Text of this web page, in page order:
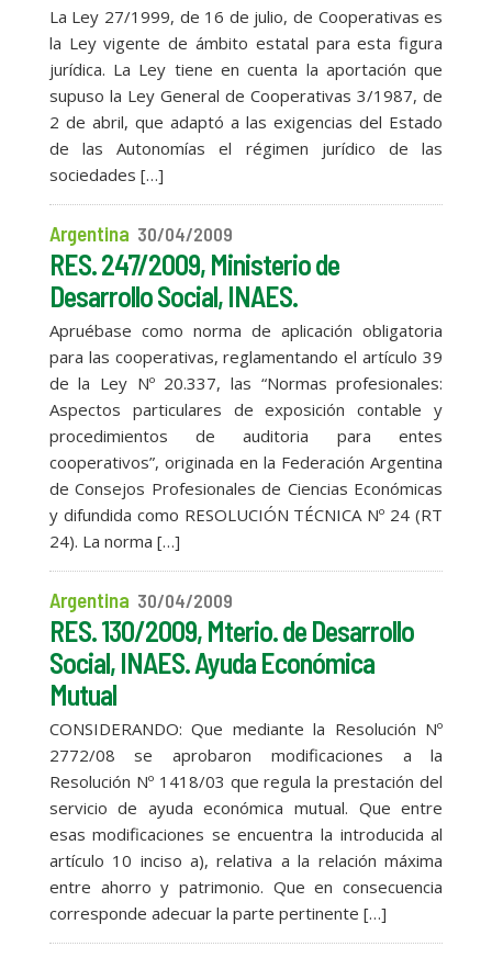
La Ley 27/1999, de 16 de julio, de Cooperativas es
la Ley vigente de ámbito estatal para esta figura
jurídica. La Ley tiene en cuenta la aportación que
supuso la Ley General de Cooperativas 3/1987, de
2 de abril, que adaptó a las exigencias del Estado
de las Autonomías el régimen jurídico de las
sociedades […]
Argentina 30/04/2009
RES. 247/2009, Ministerio de
Desarrollo Social, INAES.
Apruébase como norma de aplicación obligatoria
para las cooperativas, reglamentando el artículo 39
de la Ley Nº 20.337, las “Normas profesionales:
Aspectos particulares de exposición contable y
procedimientos de auditoria para entes
cooperativos”, originada en la Federación Argentina
de Consejos Profesionales de Ciencias Económicas
y difundida como RESOLUCIÓN TÉCNICA Nº 24 (RT
24). La norma […]
Argentina 30/04/2009
RES. 130/2009, Mterio. de Desarrollo
Social, INAES. Ayuda Económica
Mutual
CONSIDERANDO: Que mediante la Resolución Nº
2772/08 se aprobaron modificaciones a la
Resolución Nº 1418/03 que regula la prestación del
servicio de ayuda económica mutual. Que entre
esas modificaciones se encuentra la introducida al
artículo 10 inciso a), relativa a la relación máxima
entre ahorro y patrimonio. Que en consecuencia
corresponde adecuar la parte pertinente […]